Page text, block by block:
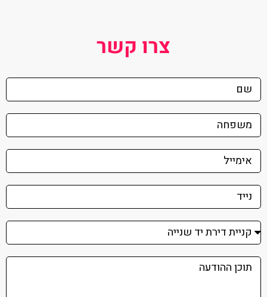
אביב? | פרק 10 עם שחר רבינוביץ
41:31
24:59
צרו קשר